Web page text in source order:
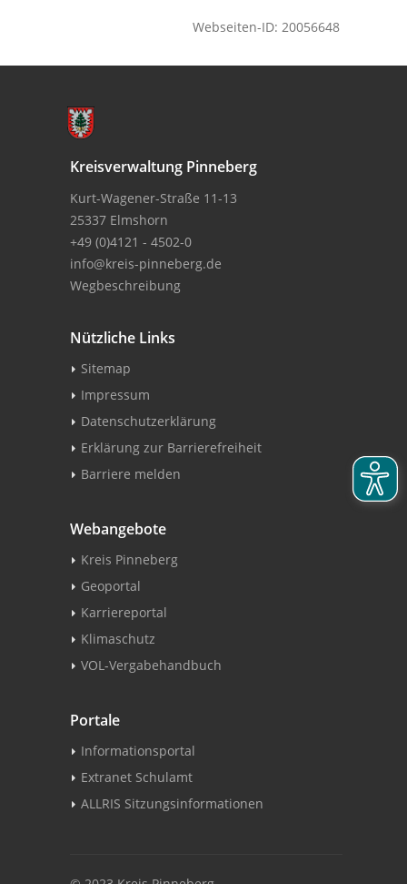
Webseiten-ID: 20056648
Kreisverwaltung Pinneberg
Kurt-Wagener-Straße 11-13
25337 Elmshorn
+49 (0)4121 - 4502-0
info@kreis-pinneberg.de
Wegbeschreibung
Nützliche Links
Sitemap
Impressum
Datenschutzerklärung
Erklärung zur Barrierefreiheit
Barriere melden
Webangebote
Kreis Pinneberg
Geoportal
Karriereportal
Klimaschutz
VOL-Vergabehandbuch
Portale
Informationsportal
Extranet Schulamt
ALLRIS Sitzungsinformationen